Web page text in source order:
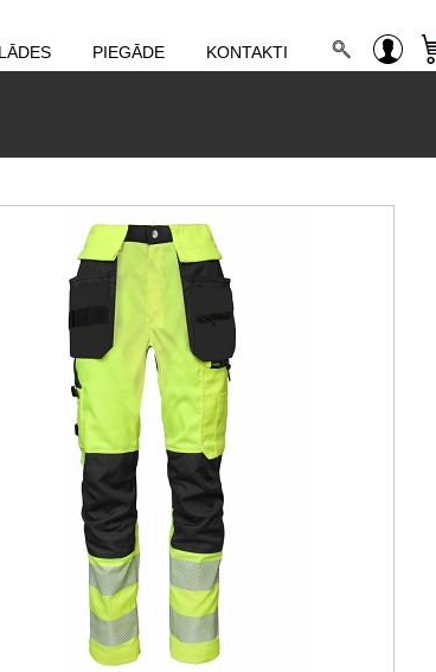
PIEGĀDE KONTAKTI